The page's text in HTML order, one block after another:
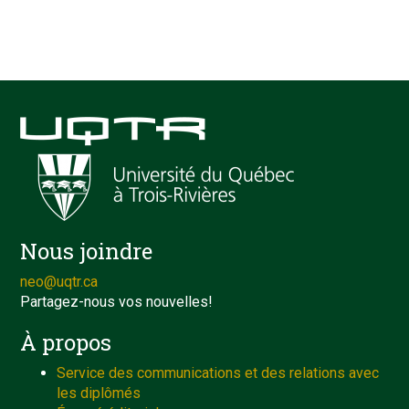
Nous joindre
neo@uqtr.ca
Partagez-nous vos nouvelles!
À propos
Service des communications et des relations avec
les diplômés